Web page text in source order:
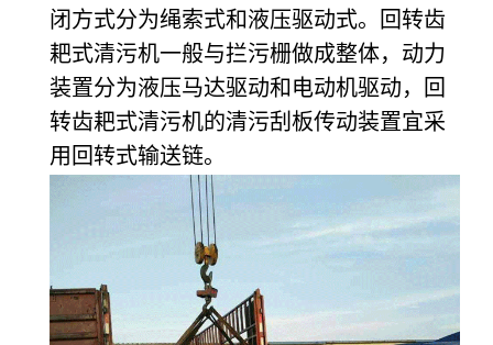
闭方式分为绳索式和液压驱动式。回转齿
耙式清污机一般与拦污栅做成整体，动力
装置分为液压马达驱动和电动机驱动，回
转齿耙式清污机的清污刮板传动装置宜采
用回转式输送链。